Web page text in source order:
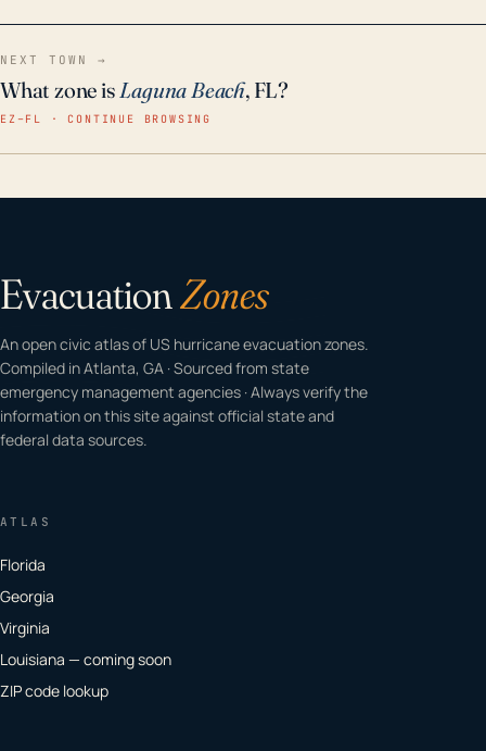
NEXT TOWN →
What zone isLaguna Beach, FL?
EZ–FL · CONTINUE BROWSING
EvacuationZones
An open civic atlas of US hurricane evacuation zones.
Compiled in Atlanta, GA · Sourced from state
emergency management agencies · Always verify the
information on this site against official state and
federal data sources.
ATLAS
Florida
Georgia
Virginia
Louisiana — coming soon
ZIP code lookup